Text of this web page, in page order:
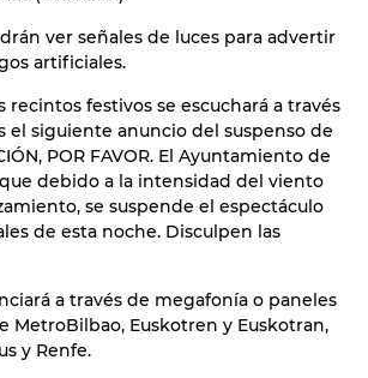
ver señales de luces para advertir
artificiales.
recintos festivos se escuchará a través
el siguiente anuncio del suspenso de
POR FAVOR. El Ayuntamiento de
debido a la intensidad del viento
se suspende el espectáculo
de esta noche. Disculpen las
a través de megafonía o paneles
MetroBilbao, Euskotren y Euskotran,
y Renfe.